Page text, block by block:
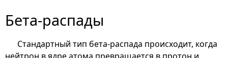
Бета-распады
Стандартный тип бета-распада происходит, когда